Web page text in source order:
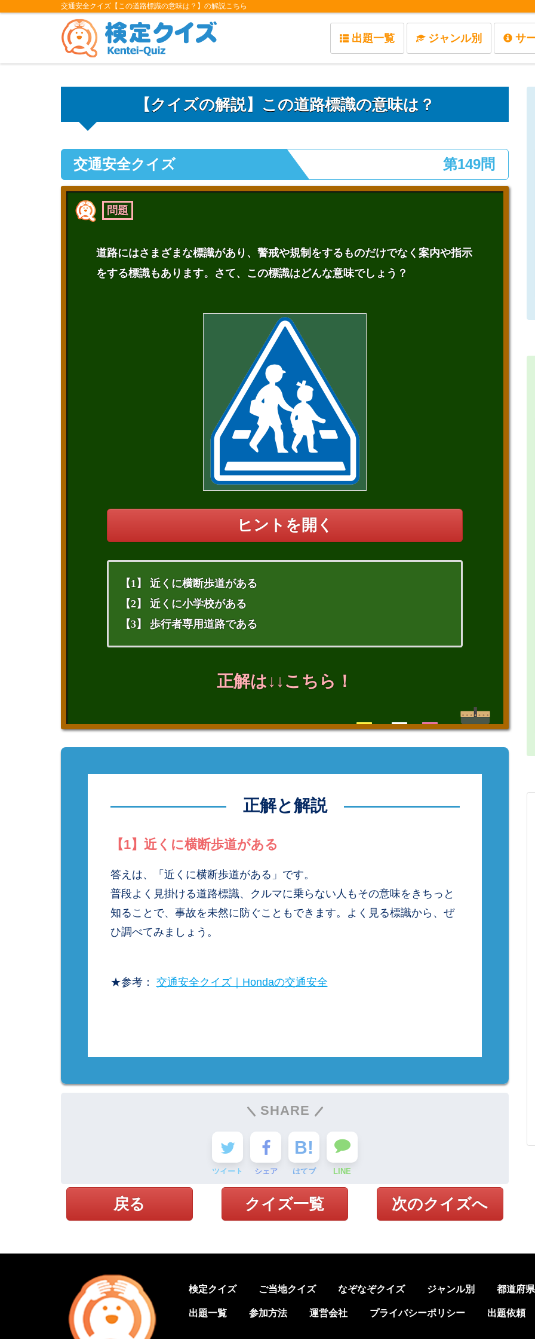
交通安全クイズ【この道路標識の意味は？】の解説こちら
出題一覧 ジャンル別 サ
【クイズの解説】この道路標識の意味は？
交通安全クイズ 第149問
問題
道路にはさまざまな標識があり、警戒や規制をするものだけでなく案内や指示
をする標識もあります。さて、この標識はどんな意味でしょう？
ヒントを開く
【1】 近くに横断歩道がある
【2】 近くに小学校がある
【3】 歩行者専用道路である
正解は↓↓こちら！
正解と解説
【1】近くに横断歩道がある
答えは、「近くに横断歩道がある」です。
普段よく見掛ける道路標識、クルマに乗らない人もその意味をきちっと
知ることで、事故を未然に防ぐこともできます。よく見る標識から、ぜ
ひ調べてみましょう。
★参考： 交通安全クイズ｜Hondaの交通安全
SHARE
ツイート シェア はてブ LINE
戻る クイズ一覧 次のクイズへ
検定クイズ ご当地クイズ なぞなぞクイズ ジャンル別 都道府
出題一覧 参加方法 運営会社 プライバシーポリシー 出題依頼